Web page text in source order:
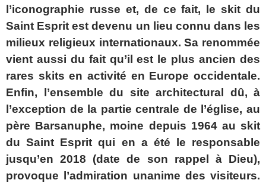
l’iconographie russe et, de ce fait, le skit du
Saint Esprit est devenu un lieu connu dans les
milieux religieux internationaux. Sa renommée
vient aussi du fait qu’il est le plus ancien des
rares skits en activité en Europe occidentale.
Enfin, l’ensemble du site architectural dû, à
l’exception de la partie centrale de l’église, au
père Barsanuphe, moine depuis 1964 au skit
du Saint Esprit qui en a été le responsable
jusqu’en 2018 (date de son rappel à Dieu),
provoque l’admiration unanime des visiteurs.